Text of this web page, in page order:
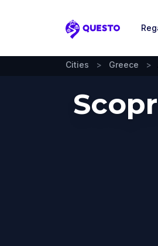
Questo
Cities > Greece >